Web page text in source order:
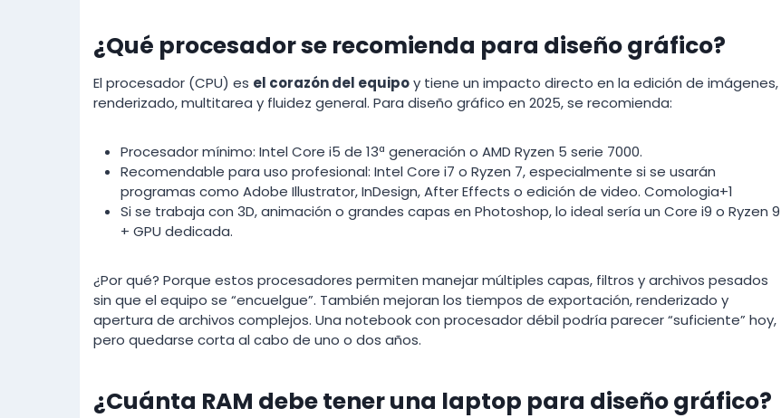
¿Qué procesador se recomienda para diseño gráfico?
El procesador (CPU) es el corazón del equipoy tiene un impacto directo en la edición de imágenes,
renderizado, multitarea y fluidez general. Para diseño gráfico en 2025, se recomienda:
Procesador mínimo: Intel Core i5 de 13ª generación o AMD Ryzen 5 serie 7000.
Recomendable para uso profesional: Intel Core i7 o Ryzen 7, especialmente si se usarán
programas como Adobe Illustrator, InDesign, After Effects o edición de video. Comologia+1
Si se trabaja con 3D, animación o grandes capas en Photoshop, lo ideal sería un Core i9 o Ryzen 9
+ GPU dedicada.
¿Por qué? Porque estos procesadores permiten manejar múltiples capas, filtros y archivos pesados
sin que el equipo se “encuelgue”. También mejoran los tiempos de exportación, renderizado y
apertura de archivos complejos. Una notebook con procesador débil podría parecer “suficiente” hoy,
pero quedarse corta al cabo de uno o dos años.
¿Cuánta RAM debe tener una laptop para diseño gráfico?